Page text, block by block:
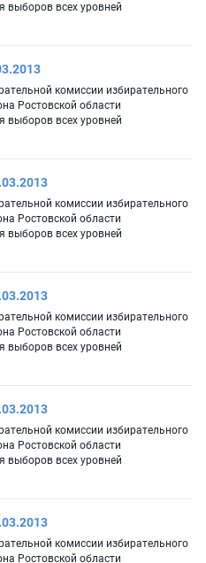
выборов всех уровней
комиссии избирательного
Ростовской области
выборов всех уровней
комиссии избирательного
Ростовской области
выборов всех уровней
комиссии избирательного
Ростовской области
выборов всех уровней
комиссии избирательного
Ростовской области
выборов всех уровней
комиссии избирательного
Ростовской области